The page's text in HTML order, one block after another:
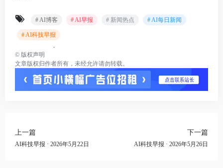
# AI博客 # AI早报 # 新闻热点 # AI每日新闻
# AI科技早报
© 版权声明
文章版权归作者所有，未经允许请勿转载。
上一篇
AI科技早报 · 2026年5月22日
下一篇
AI科技早报 · 2026年5月26日